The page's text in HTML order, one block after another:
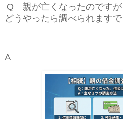
Q 親が亡くなったのですが
どうやったら調べられますで
A